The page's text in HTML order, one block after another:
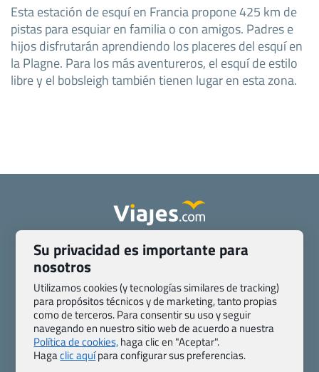
Esta estación de esquí en Francia propone 425 km de
pistas para esquiar en familia o con amigos. Padres e
hijos disfrutarán aprendiendo los placeres del esquí en
la Plagne. Para los más aventureros, el esquí de estilo
libre y el bobsleigh también tienen lugar en esta zona.
Quienes somos
Contacto
Pasaporte, Visado, Salud y otras disposiciones específicas
Blog de Viajes.com
Registro de agencias
Preguntas frecuentes
Condiciones generales
Política de privacidad y cookies
Transparencia
Todas las páginas – sitemap
Viajes.com
Su privacidad es importante para
nosotros
Utilizamos cookies (y tecnologías similares de tracking)
para propósitos técnicos y de marketing, tanto propias
como de terceros. Para consentir su uso y seguir
navegando en nuestro sitio web de acuerdo a nuestra
Política de cookies,haga clic en "Aceptar".
Hagaclic aquípara configurar sus preferencias.